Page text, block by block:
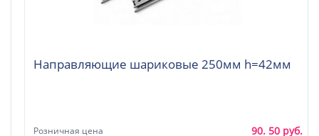
Направляющие шариковые 250мм h=42мм
Розничная цена 90. 50 руб.